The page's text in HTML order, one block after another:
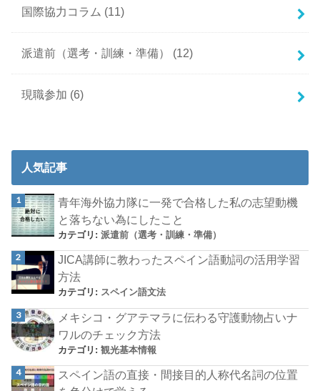
国際協力コラム (11)
派遣前（選考・訓練・準備） (12)
現職参加 (6)
人気記事
青年海外協力隊に一発で合格した私の志望動機
と落ちない為にしたこと
カテゴリ:派遣前（選考・訓練・準備）
JICA講師に教わったスペイン語動詞の活用学習
方法
カテゴリ: スペイン語文法
メキシコ・グアテマラに伝わる守護動物占いナ
ワルのチェック方法
カテゴリ:観光基本情報
スペイン語の直接・間接目的人称代名詞の位置